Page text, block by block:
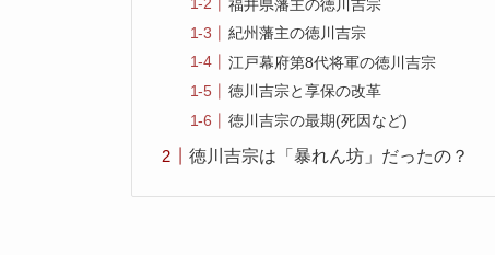
福井県藩主の徳川吉宗
紀州藩主の徳川吉宗
江戸幕府第8代将軍の徳川吉宗
徳川吉宗と享保の改革
徳川吉宗の最期(死因など)
徳川吉宗は「暴れん坊」だったの？